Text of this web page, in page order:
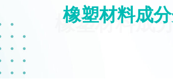
橡塑材料成
橡塑材料成